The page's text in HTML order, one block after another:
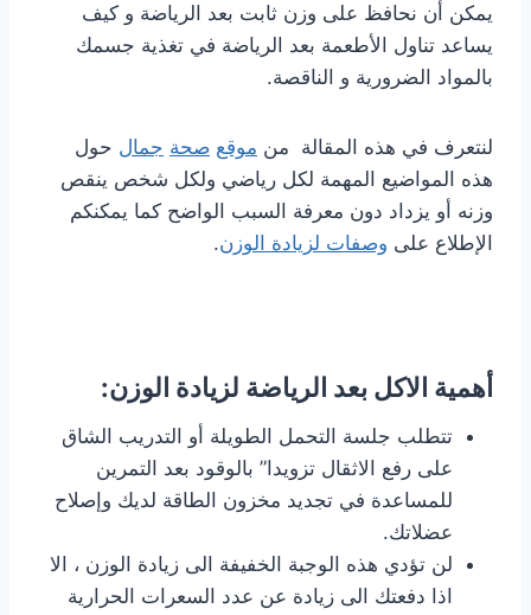
يمكن أن نحافظ على وزن ثابت بعد الرياضة و كيف
يساعد تناول الأطعمة بعد الرياضة في تغذية جسمك
بالمواد الضرورية و الناقصة.
لنتعرف في هذه المقالة من موقع صحة جمال حول
هذه المواضيع المهمة لكل رياضي ولكل شخص ينقص
وزنه أو يزداد دون معرفة السبب الواضح كما يمكنكم
الإطلاع على وصفات لزيادة الوزن.
أهمية الاكل بعد الرياضة لزيادة الوزن:
تتطلب جلسة التحمل الطويلة أو التدريب الشاق
على رفع الاثقال تزويدا” بالوقود بعد التمرين
للمساعدة في تجديد مخزون الطاقة لديك وإصلاح
عضلاتك.
لن تؤدي هذه الوجبة الخفيفة الى زيادة الوزن ، الا
اذا دفعتك الى زيادة عن عدد السعرات الحرارية